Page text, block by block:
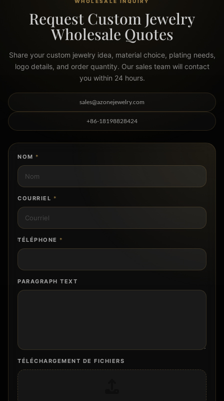
WHOLESALE INQUIRY
Request Custom Jewelry
Wholesale Quotes
Share your custom jewelry idea, material choice, plating needs,
logo details, and order quantity. Our sales team will contact
you within 24 hours.
sales@azonejewelry.com
+86-18198828424
NOM
COURRIEL
TÉLÉPHONE
PARAGRAPH TEXT
TÉLÉCHARGEMENT DE FICHIERS